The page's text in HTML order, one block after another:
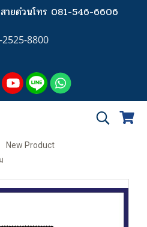
สายด่วนโทร 081-546-6606
2525-8800
New Product